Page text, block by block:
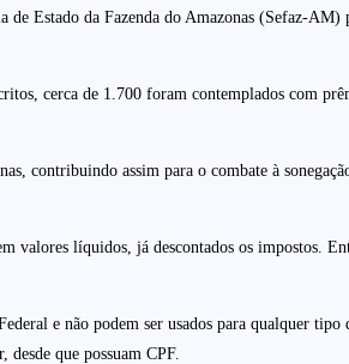
Estado da Fazenda do Amazonas (Sefaz-AM)
cerca de 1.700 foram contemplados com
contribuindo assim para o combate à
líquidos, já descontados os impostos.
e não podem ser usados para qualquer tipo
que possuam CPF.